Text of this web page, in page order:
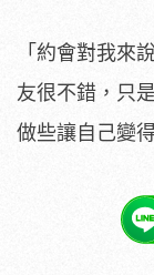
「約會對我來
友很不錯，只
做些讓自己變